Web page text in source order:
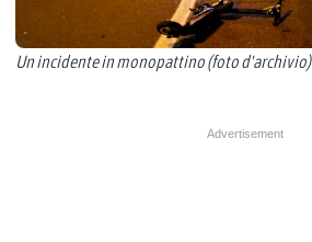
Un incidente in monopattino (foto d'archivio)